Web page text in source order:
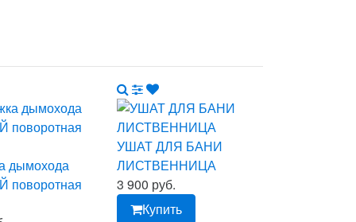
дымохода
поворотная
УШАТ ДЛЯ БАНИ
ЛИСТВЕННИЦА
3 900 руб.
Купить